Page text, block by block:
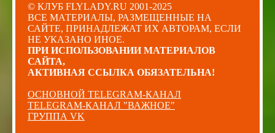
© КЛУБ FLYLADY.RU 2001-2025
ВСЕ МАТЕРИАЛЫ, РАЗМЕЩЕННЫЕ НА
САЙТЕ, ПРИНАДЛЕЖАТ ИХ АВТОРАМ, ЕСЛИ
НЕ УКАЗАНО ИНОЕ.
ПРИ ИСПОЛЬЗОВАНИИ МАТЕРИАЛОВ
САЙТА,
АКТИВНАЯ ССЫЛКА ОБЯЗАТЕЛЬНА!
ОСНОВНОЙ TELEGRAM-КАНАЛ
TELEGRAM-КАНАЛ "ВАЖНОЕ"
ГРУППА VK